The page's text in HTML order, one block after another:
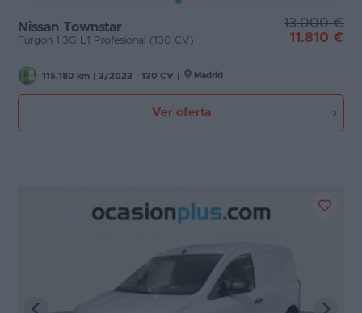
Nissan Townstar
Furgon 1.3G L1 Profesional (130 CV)
13.000 €
11.810 €
115.180 km 3/2023 130 CV Madrid
Ver oferta